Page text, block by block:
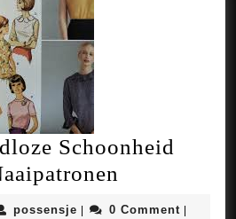
Schoonheid
de
possensje possensje
0 Comment